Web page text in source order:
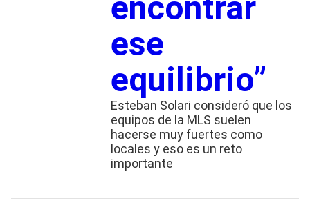
ese
equilibrio”
Esteban Solari consideró que los
equipos de la MLS suelen
hacerse muy fuertes como
locales y eso es un reto
importante